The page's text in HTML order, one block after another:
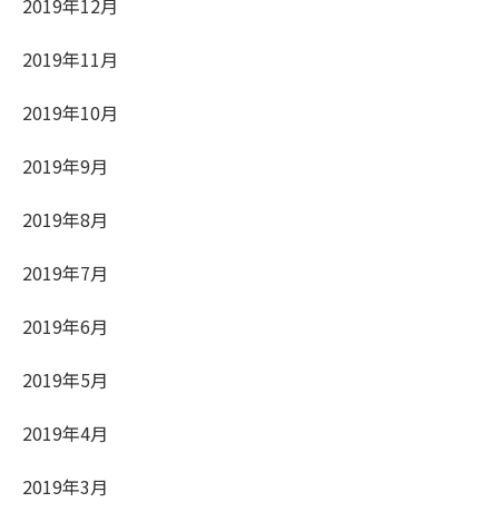
2019年12月
2019年11月
2019年10月
2019年9月
2019年8月
2019年7月
2019年6月
2019年5月
2019年4月
2019年3月